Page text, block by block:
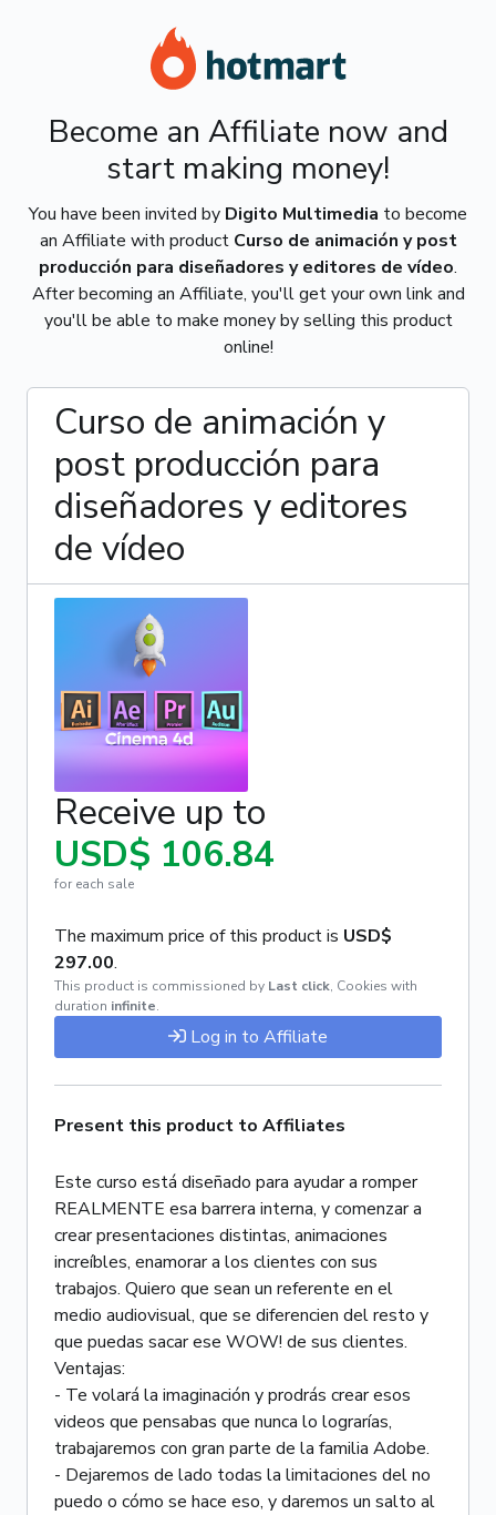
Become an Affiliate now and
start making money!
You have been invited by Digito Multimedia to become
an Affiliate with product Curso de animación y post
producción para diseñadores y editores de vídeo.
After becoming an Affiliate, you'll get your own link and
you'll be able to make money by selling this product
online!
Curso de animación y
post producción para
diseñadores y editores
de vídeo
Receive up to
USD$ 106.84
for each sale
The maximum price of this product is USD$
297.00.
This product is commissioned by Last click, Cookies with
duration infinite.
Log in to Affiliate
Present this product to Affiliates
Este curso está diseñado para ayudar a romper
REALMENTE esa barrera interna, y comenzar a
crear presentaciones distintas, animaciones
increíbles, enamorar a los clientes con sus
trabajos. Quiero que sean un referente en el
medio audiovisual, que se diferencien del resto y
que puedas sacar ese WOW! de sus clientes.
Ventajas:
- Te volará la imaginación y prodrás crear esos
videos que pensabas que nunca lo lograrías,
trabajaremos con gran parte de la familia Adobe.
- Dejaremos de lado todas la limitaciones del no
puedo o cómo se hace eso, y daremos un salto al